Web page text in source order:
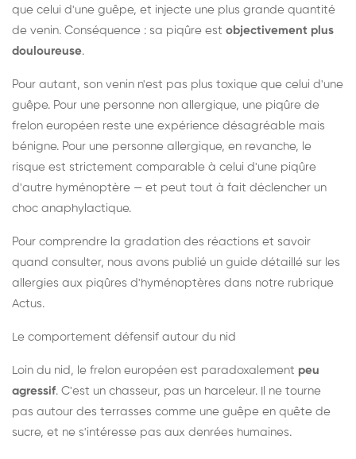
que celui d'une guêpe, et injecte une plus grande quantité
de venin. Conséquence : sa piqûre est objectivement plus
douloureuse.
Pour autant, son venin n'est pas plus toxique que celui d'une
guêpe. Pour une personne non allergique, une piqûre de
frelon européen reste une expérience désagréable mais
bénigne. Pour une personne allergique, en revanche, le
risque est strictement comparable à celui d'une piqûre
d'autre hyménoptère — et peut tout à fait déclencher un
choc anaphylactique.
Pour comprendre la gradation des réactions et savoir
quand consulter, nous avons publié un guide détaillé sur les
allergies aux piqûres d'hyménoptères dans notre rubrique
Actus.
Le comportement défensif autour du nid
Loin du nid, le frelon européen est paradoxalement peu
agressif. C'est un chasseur, pas un harceleur. Il ne tourne
pas autour des terrasses comme une guêpe en quête de
sucre, et ne s'intéresse pas aux denrées humaines.